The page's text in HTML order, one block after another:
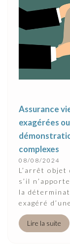
Assurance
exagérées
complexes
08/08/2024
L’arrêt objet
s’il
la
exagéré
Lire la suite